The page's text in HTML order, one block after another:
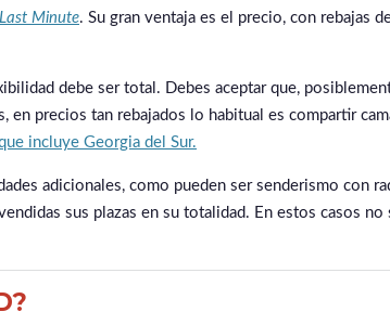
Last Minute. Su gran ventaja es el precio, con rebajas
debe ser total. Debes aceptar que,
en precios tan rebajados lo habitual es compartir
incluye Georgia del Sur.
adicionales, como pueden ser senderismo con
sus plazas en su totalidad. En estos casos